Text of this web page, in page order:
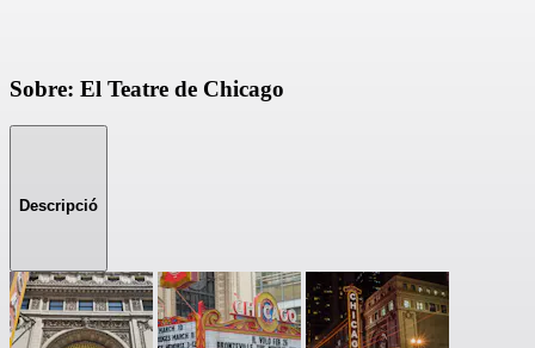
Sobre: El Teatre de Chicago
Descripció